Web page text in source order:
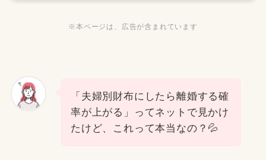
※本ページは、広告が含まれています
「夫婦別財布にしたら離婚する確
率が上がる」ってネットで見かけ
たけど、これって本当なの？💦